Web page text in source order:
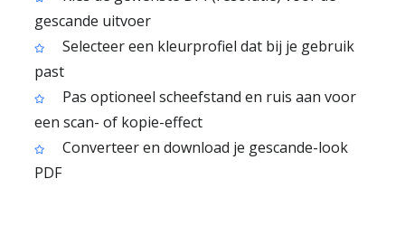
gescande uitvoer
Selecteer een kleurprofiel dat bij je gebruik
past
Pas optioneel scheefstand en ruis aan voor
een scan- of kopie-effect
Converteer en download je gescande-look
PDF